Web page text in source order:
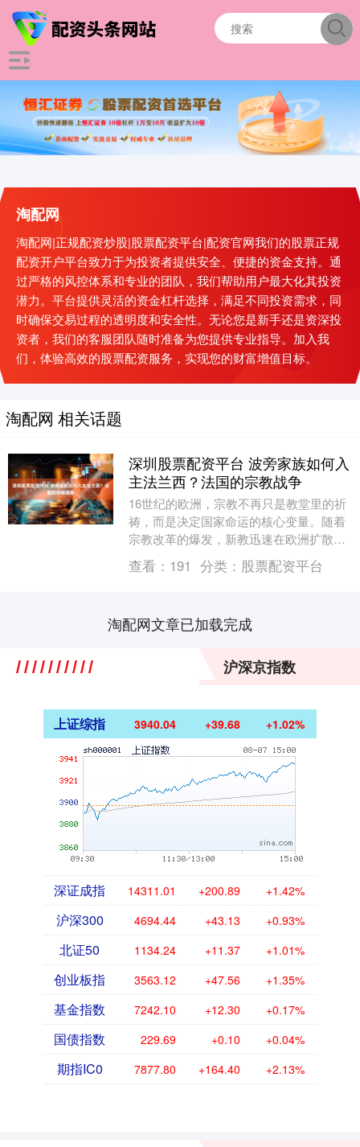
淘配网
淘配网|正规配资炒股|股票配资平台|配资官网我们的股票正规
配资开户平台致力于为投资者提供安全、便捷的资金支持。通
过严格的风控体系和专业的团队，我们帮助用户最大化其投资
潜力。平台提供灵活的资金杠杆选择，满足不同投资需求，同
时确保交易过程的透明度和安全性。无论您是新手还是资深投
资者，我们的客服团队随时准备为您提供专业指导。加入我
们，体验高效的股票配资服务，实现您的财富增值目标。
淘配网 相关话题
深圳股票配资平台 波旁家族如何入
主法兰西？法国的宗教战争
16世纪的欧洲，宗教不再只是教堂里的祈
祷，而是决定国家命运的核心变量。随着
宗教改革的爆发，新教迅速在欧洲扩散，
原本统一的天主教世界开始出现裂痕。法
国也未能幸免，....
查看： 191 分类： 股票配资平台
淘配网文章已加载完成
沪深京指数
上证综指 3940.04 +39.68 +1.02%
深证成指 14311.01 +200.89 +1.42%
沪深300 4694.44 +43.13 +0.93%
北证50 1134.24 +11.37 +1.01%
创业板指 3563.12 +47.56 +1.35%
基金指数 7242.10 +12.30 +0.17%
国债指数 229.69 +0.10 +0.04%
期指IC0 7877.80 +164.40 +2.13%